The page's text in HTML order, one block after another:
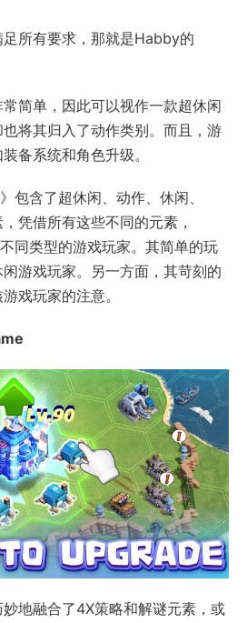
所有要求，那就是Habby的
简单，因此可以视作一款超休闲
将其归入了动作类别。而且，游
备系统和角色升级。
包含了超休闲、动作、休闲、
凭借所有这些不同的元素，
同类型的游戏玩家。其简单的玩
游戏玩家。另一方面，其苛刻的
戏玩家的注意。
地融合了4X策略和解谜元素，或